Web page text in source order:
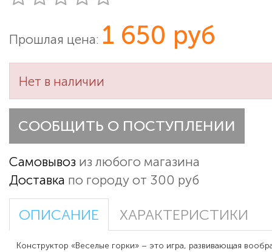
Прошлая цена: 1 650 руб
Нет в наличии
СООБЩИТЬ О ПОСТУПЛЕНИИ
Самовывоз из любого магазина
Доставка по городу от 300 руб
ОПИСАНИЕ ХАРАКТЕРИСТИКИ
Конструктор «Веселые горки» – это игра, развивающая